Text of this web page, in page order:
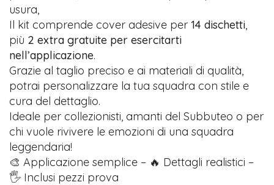
usura,
Il kit comprende cover adesive per14 dischetti,
più 2 extra gratuite per esercitarti
nell’applicazione.
Grazie al taglio preciso e ai materiali di qualità,
potrai personalizzare la tua squadra con stile e
cura del dettaglio.
Ideale per collezionisti, amanti del Subbuteo o per
chi vuole rivivere le emozioni di una squadra
leggendaria!
🎨 Applicazione semplice – 🔥 Dettagli realistici –
🖐️ Inclusi pezzi prova